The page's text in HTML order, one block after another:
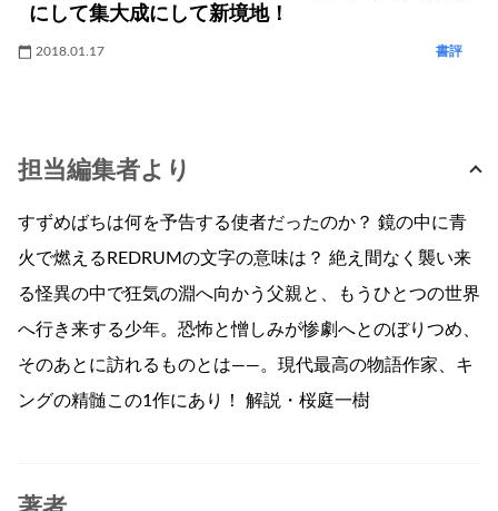
にして集大成にして新境地！
2018.01.17 書評
担当編集者より
すずめばちは何を予告する使者だったのか？ 鏡の中に青
火で燃えるREDRUMの文字の意味は？ 絶え間なく襲い来
る怪異の中で狂気の淵へ向かう父親と、もうひとつの世界
へ行き来する少年。恐怖と憎しみが惨劇へとのぼりつめ、
そのあとに訪れるものとは——。現代最高の物語作家、キ
ングの精髄この1作にあり！ 解説・桜庭一樹